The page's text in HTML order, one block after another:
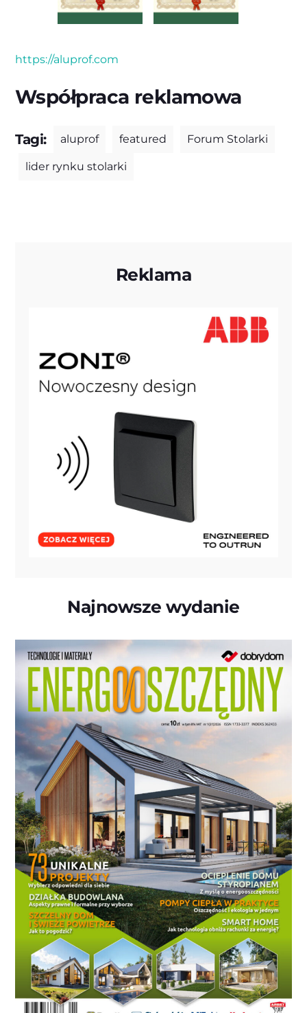
https://aluprof.com
Współpraca reklamowa
Tagi: aluprof featured Forum Stolarki
lider rynku stolarki
Reklama
Najnowsze wydanie